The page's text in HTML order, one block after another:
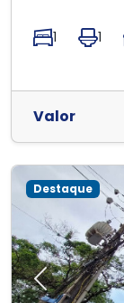
1 1
Valor
Previous
Destaque